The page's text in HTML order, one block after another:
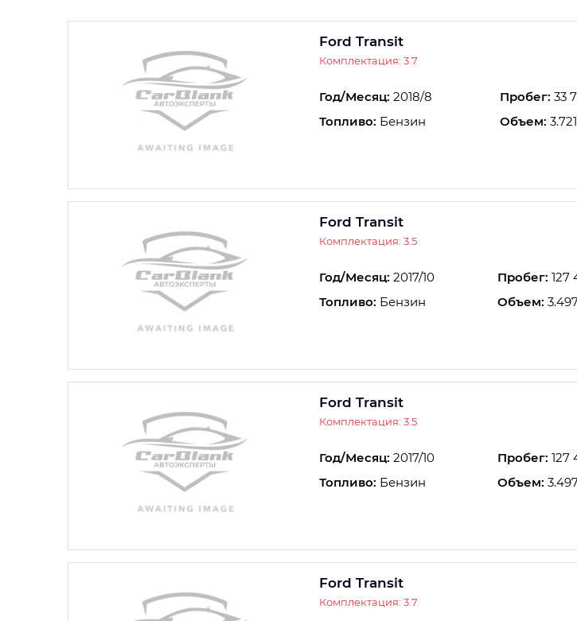
Ford Transit
Комплектация: 3.7
Год/Месяц: 2018/8 Пробег: 33
Топливо: Бензин Объем: 3.721
Ford Transit
Комплектация: 3.5
Год/Месяц: 2017/10 Пробег: 127
Топливо: Бензин Объем:
Ford Transit
Комплектация: 3.5
Год/Месяц: 2017/10 Пробег: 127
Топливо: Бензин Объем:
Ford Transit
Комплектация: 3.7